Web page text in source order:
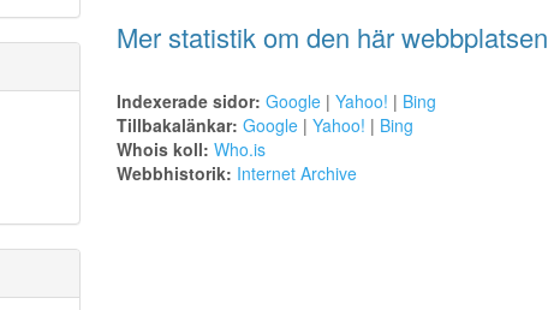
Mer statistik om den här webbplatsen
Indexerade sidor: Google| Yahoo! | Bing
Tillbakalänkar: Google| Yahoo! | Bing
Whois koll: Who.is
Webbhistorik: Internet Archive